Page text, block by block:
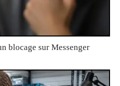
blocage sur Messenger